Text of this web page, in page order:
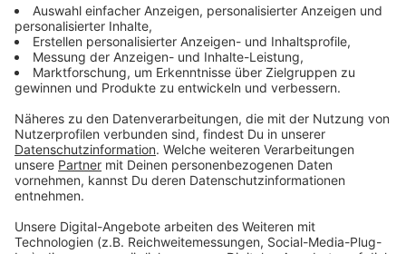
Kindertagespflege und die Interessengemeinschaft
zudem zu öffentlichen Sprechstunden ein, bei denen
Interessierte Fragen rund um die Kindertagespflege
stellen können. Der erste Termin findet am Mittwoch,
den 14.05.2025, von 14:00 bis 15:00 Uhr in der Bücherei
im Kaiserhof in Alt-Erkrath Erkrath statt. Das zweite
Beratungsangebot ist für Donnerstag, den 15.05.2025,
von 10:00 bis 11:00 Uhr im Büchereistandort im
Bürgerhaus Hochdahl vorgesehen.
Die Fachberatung Kindertagespflege steht
Interessierten auch außerhalb der Aktionswoche